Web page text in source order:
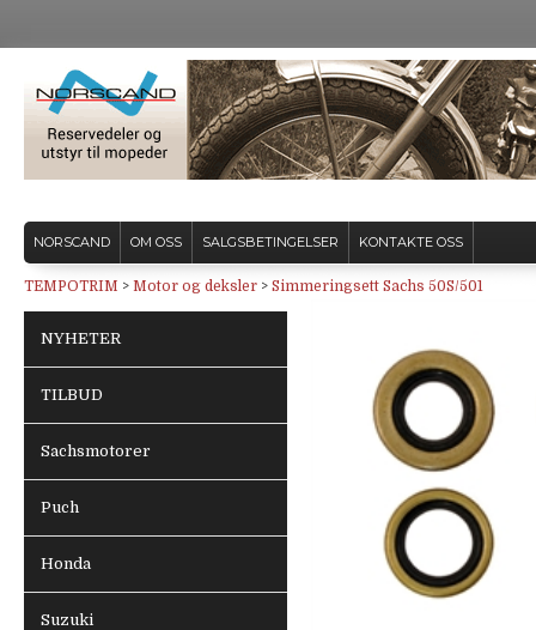
NORSCAND OM OSS SALGSBETINGELSER KONTAKTE OSS
TEMPOTRIM > Motor og deksler > Simmeringsett Sachs 50S/501
NYHETER
TILBUD
Sachsmotorer
Puch
Honda
Suzuki